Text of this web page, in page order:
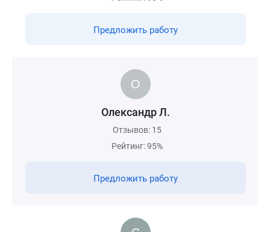
Предложить работу
Олександр Л.
Отзывов: 15
Рейтинг: 95%
Предложить работу